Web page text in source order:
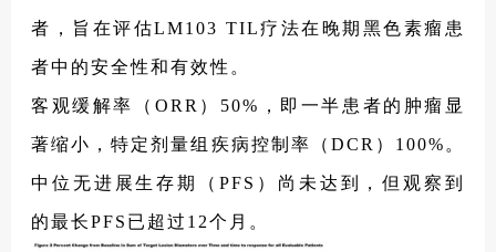
者，旨在评估LM103 TIL疗法在晚期黑色素瘤患
者中的安全性和有效性。
客观缓解率（ORR）50%，即一半患者的肿瘤显
著缩小，特定剂量组疾病控制率（DCR）100%。
中位无进展生存期（PFS）尚未达到，但观察到
的最长PFS已超过12个月。